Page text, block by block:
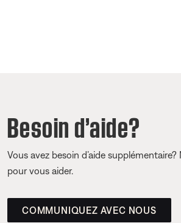
Besoin d’aide?
Vous avez besoin d’aide
pour vous aider.
COMMUNIQUEZ AVEC NOUS